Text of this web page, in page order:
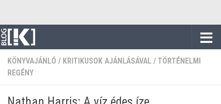
KÖNYVAJÁNLÓ / KRITIKUSOK AJÁNLÁSÁVAL / TÖRTÉNELMI
REGÉNY